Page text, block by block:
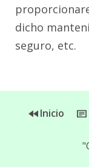
dicho
seguro, etc.
Inicio